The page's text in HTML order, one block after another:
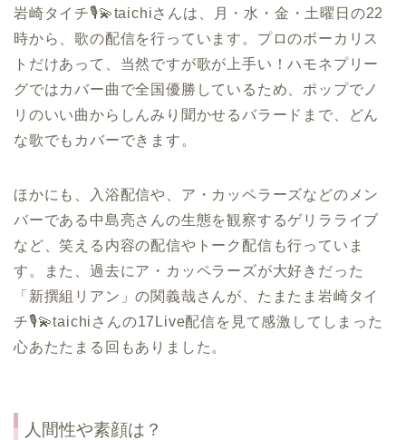
岩崎タイチ🎙️💫taichiさんは、月・水・金・土曜日の22
時から、歌の配信を行っています。プロのボーカリス
トだけあって、当然ですが歌が上手い！ハモネプリー
グではカバー曲で全国優勝しているため、ポップでノ
リのいい曲からしんみり聞かせるバラードまで、どん
な歌でもカバーできます。
ほかにも、入浴配信や、ア・カッペラーズなどのメン
バーである中島亮さんの生態を観察するゲリラライブ
など、笑える内容の配信やトーク配信も行っていま
す。また、過去にア・カッペラーズが大好きだった
「新撰組リアン」の関義哉さんが、たまたま岩崎タイ
チ🎙️💫taichiさんの17Live配信を見て感激してしまった
心あたたまる回もありました。
人間性や素顔は？